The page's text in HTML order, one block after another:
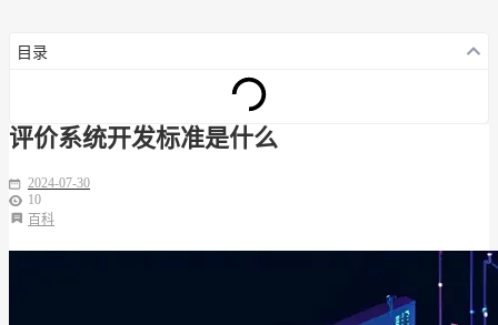
目录
评价系统开发标准是什么
2024-07-30
10
百科